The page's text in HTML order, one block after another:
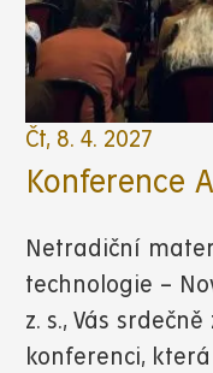
Čt, 8. 4. 2027
Konference
Netradiční
technologie –
z. s., Vás
konferenci,